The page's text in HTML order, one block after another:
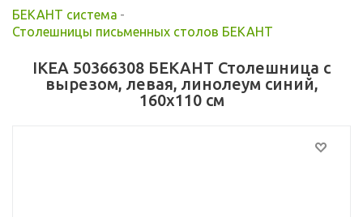
БЕКАНТ система -
Столешницы письменных столов БЕКАНТ
IKEA 50366308 БЕКАНТ Столешница с
вырезом, левая, линолеум синий,
160x110 см